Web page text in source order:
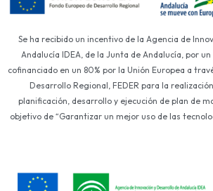
Se ha recibido un incentivo de la Agencia de
Andalucía IDEA, de la Junta de Andalucía, por
cofinanciado en un 80% por la Unión Europea a
Desarrollo Regional, FEDER para la
planificación, desarrollo y ejecución de plan de
objetivo de “Garantizar un mejor uso de las